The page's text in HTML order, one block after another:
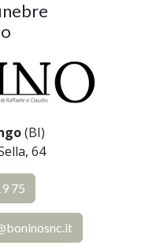
(BI)
64
75